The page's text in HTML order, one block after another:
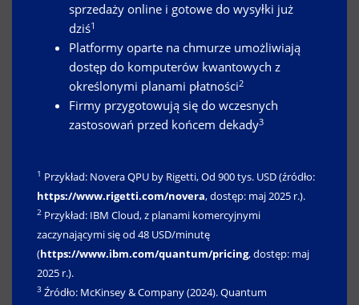
sprzedaży online i gotowe do wysyłki już
dziś1
Platformy oparte na chmurze umożliwiają
dostęp do komputerów kwantowych z
określonymi planami płatności2
Firmy przygotowują się do wczesnych
zastosowań przed końcem dekady3
1 Przykład: Novera QPU by Rigetti, Od 900 tys. USD (źródło:
https://www.rigetti.com/novera, dostęp: maj 2025 r.).
2 Przykład: IBM Cloud, z planami komercyjnymi
zaczynającymi się od 48 USD/minutę
(https://www.ibm.com/quantum/pricing, dostęp: maj
2025 r.).
3 Źródło: McKinsey & Company (2024). Quantum